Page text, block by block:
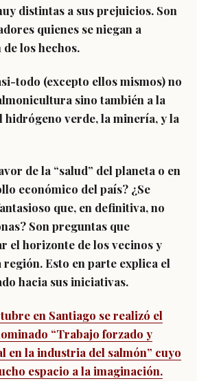
distintas a sus prejuicios. Son
quienes se niegan a
los hechos.
todo (excepto ellos mismos) no
sino también a la
hidrógeno verde, la minería, y la
de la “salud” del planeta o en
económico del país? ¿Se
que, en definitiva, no
Son preguntas que
el horizonte de los vecinos y
Esto en parte explica el
hacia sus iniciativas.
en Santiago se realizó el
“Trabajo forzado y
en la industria del salmón” cuyo
espacio a la imaginación.